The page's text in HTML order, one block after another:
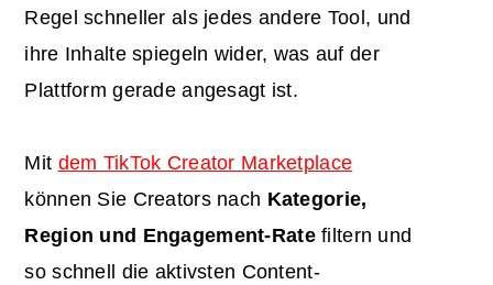
Regel schneller als jedes andere Tool, und
ihre Inhalte spiegeln wider, was auf der
Plattform gerade angesagt ist.
Mit dem TikTok Creator Marketplace
können Sie Creators nach Kategorie,
Region und Engagement-Ratefiltern und
so schnell die aktivsten Content-